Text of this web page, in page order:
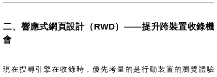
二、響應式網頁設計（RWD）——提升跨裝置收錄機
會
現在搜尋引擎在收錄時，優先考量的是行動裝置的瀏覽體驗